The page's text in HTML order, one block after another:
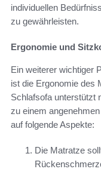
individuellen
zu gewährleisten.
Ergonomie und
Ein weiterer wichtiger
ist die Ergonomie des
Schlafsofa unterstützt
zu einem
auf folgende Aspekte:
Die Matratze